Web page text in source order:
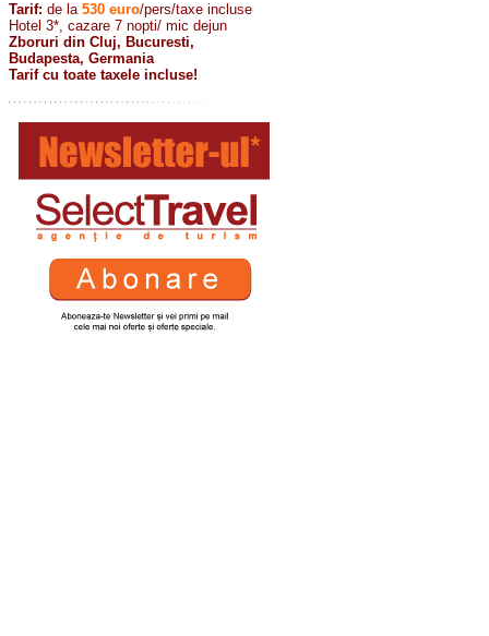
Tarif: de la 530 euro/pers/taxe incluse
Hotel 3*, cazare 7 nopti/ mic dejun
Zboruri din Cluj, Bucuresti,
Budapesta, Germania
Tarif cu toate taxele incluse!